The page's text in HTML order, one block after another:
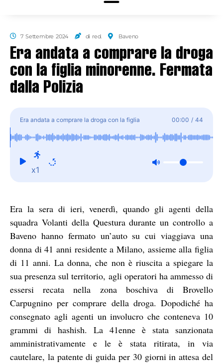
7 Settembre 2024 di red. Baveno
Era andata a comprare la droga
con la figlia minorenne. Fermata
dalla Polizia
Era andata a comprare la droga con la figlia
minorenne. Fermata dalla Polizia
00:00 / 44
x1
Era la sera di ieri, venerdì, quando gli agenti della
squadra Volanti della Questura durante un controllo a
Baveno hanno fermato un’auto su cui viaggiava una
donna di 41 anni residente a Milano, assieme alla figlia
di 11 anni. La donna, che non è riuscita a spiegare la
sua presenza sul territorio, agli operatori ha ammesso di
essersi recata nella zona boschiva di Brovello
Carpugnino per comprare della droga. Dopodiché ha
consegnato agli agenti un involucro che conteneva 10
grammi di hashish. La 41enne è stata sanzionata
amministrativamente e le è stata ritirata, in via
cautelare, la patente di guida per 30 giorni in attesa del